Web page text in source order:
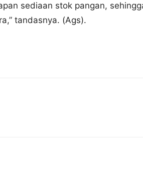
sediaan stok pangan,
tandasnya. (Ags).